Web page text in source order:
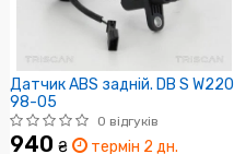
Датчик ABS задній. DB S W220
98-05
0 відгуків
940 ₴ термін 2 дн.